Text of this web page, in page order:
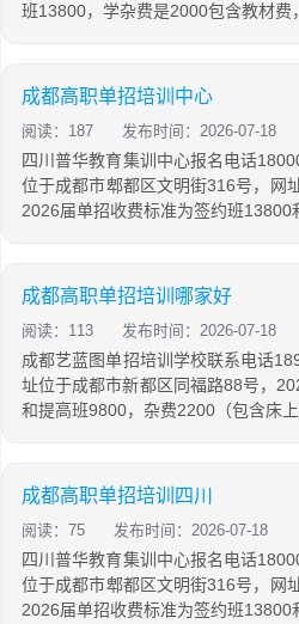
班13800，学杂费是2000包含教材费
成都高职单招培训中心
阅读：187 发布时间：2026-07-18
四川普华教育集训中心报名电话
位于成都市郫都区文明街316号，网
2026届单招收费标准为签约班13800
成都高职单招培训哪家好
阅读：113 发布时间：2026-07-18
成都艺蓝图单招培训学校联系电话
址位于成都市新都区同福路88号，
和提高班9800，杂费2200（包含床
成都高职单招培训四川
阅读：75 发布时间：2026-07-18
四川普华教育集训中心报名电话
位于成都市郫都区文明街316号，网
2026届单招收费标准为签约班13800